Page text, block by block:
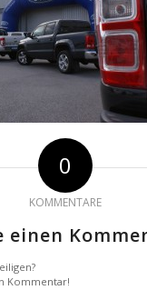
0
KOMMENTARE
einen
Kommentar!